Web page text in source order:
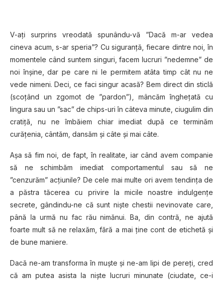
V-ați surprins vreodată spunându-vă ”Dacă m-ar vedea
cineva acum, s-ar speria”? Cu siguranță, fiecare dintre noi, în
momentele când suntem singuri, facem lucruri ”nedemne” de
noi înșine, dar pe care ni le permitem atâta timp cât nu ne
vede nimeni. Deci, ce faci singur acasă? Bem direct din sticlă
(scoțând un zgomot de ”pardon”), mâncăm înghețată cu
lingura sau un ”sac” de chips-uri în câteva minute, ciugulim din
cratiță, nu ne îmbăiem chiar imediat după ce terminăm
curățenia, cântăm, dansăm și câte și mai câte.
Așa să fim noi, de fapt, în realitate, iar când avem companie
să ne schimbăm imediat comportamentul sau să ne
”cenzurăm” acțiunile? De cele mai multe ori avem tendința de
a păstra tăcerea cu privire la micile noastre indulgențe
secrete, gândindu-ne că sunt niște chestii nevinovate care,
până la urmă nu fac rău nimănui. Ba, din contră, ne ajută
foarte mult să ne relaxăm, fără a mai ține cont de etichetă și
de bune maniere.
Dacă ne-am transforma în muște și ne-am lipi de pereți, cred
că am putea asista la niște lucruri minunate (ciudate, ce-i